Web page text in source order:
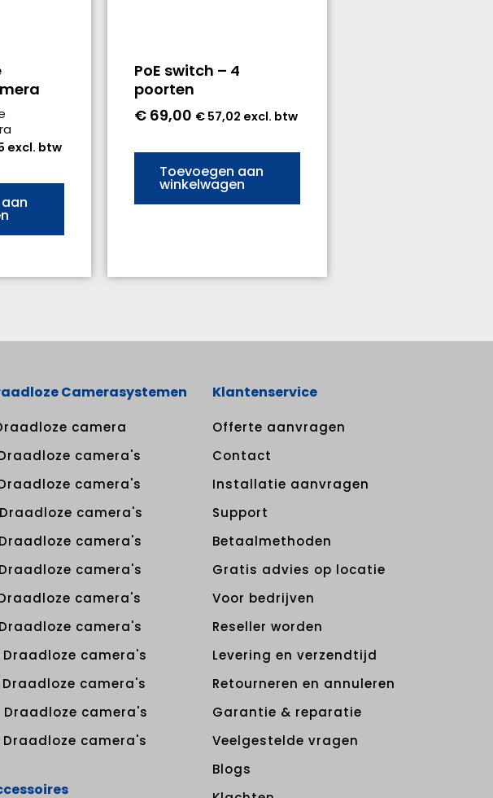
excl. btw
PoE switch – 4
poorten
€ 69,00 € 57,02 excl. btw
Toevoegen aan
winkelwagen
Camerasystemen
camera
camera's
camera's
camera's
camera's
camera's
camera's
camera's
Draadloze camera's
Draadloze camera's
Draadloze camera's
Draadloze camera's
Klantenservice
Offerte aanvragen
Contact
Installatie aanvragen
Support
Betaalmethoden
Gratis advies op locatie
Voor bedrijven
Reseller worden
Levering en verzendtijd
Retourneren en annuleren
Garantie & reparatie
Veelgestelde vragen
Blogs